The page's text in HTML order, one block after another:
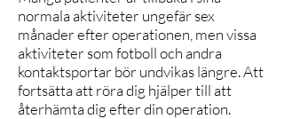
normala aktiviteter ungefär sex
månader efter operationen, men vissa
aktiviteter som fotboll och andra
kontaktsportar bör undvikas längre. Att
fortsätta att röra dig hjälper till att
återhämta dig efter din operation.